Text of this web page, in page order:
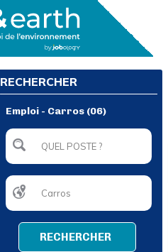
RECHERCHER
Emploi - Carros (06)
RECHERCHER